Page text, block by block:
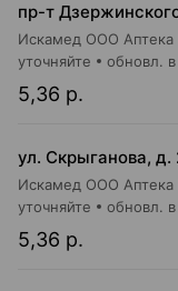
Искамед ООО
5,36 р.
уточняйте обновл.
ул. Скрыганова, д.
Искамед ООО
5,36 р.
уточняйте обновл.